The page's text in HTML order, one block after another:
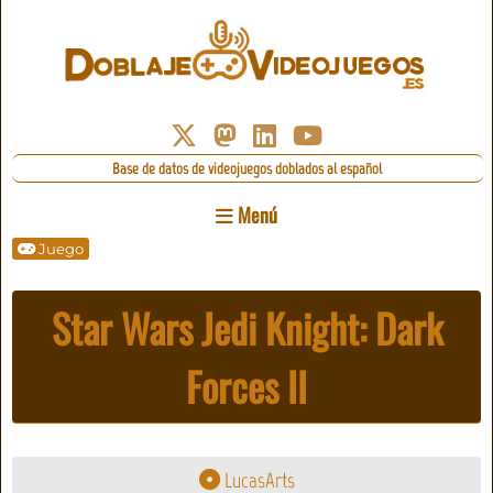
Base de datos de videojuegos doblados al español
Menú
Juego
Star Wars Jedi Knight: Dark
Forces II
LucasArts